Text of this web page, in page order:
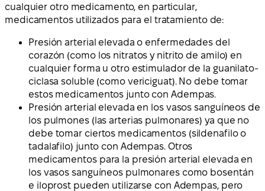
cualquier otro medicamento, en particular,
medicamentos utilizados para el tratamiento de:
Presión arterial elevada o enfermedades del
corazón (como los nitratos y nitrito de amilo) en
cualquier forma u otro estimulador de la guanilato-
ciclasa soluble (como vericiguat). No debe tomar
estos medicamentos junto con Adempas.
Presión arterial elevada en los vasos sanguíneos de
los pulmones (las arterias pulmonares) ya que no
debe tomar ciertos medicamentos (sildenafilo o
tadalafilo) junto con Adempas. Otros
medicamentos para la presión arterial elevada en
los vasos sanguíneos pulmonares como bosentán
e iloprost pueden utilizarse con Adempas, pero